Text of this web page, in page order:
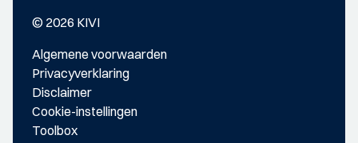
© 2026 KIVI
Algemene voorwaarden
Privacyverklaring
Disclaimer
Cookie-instellingen
Toolbox